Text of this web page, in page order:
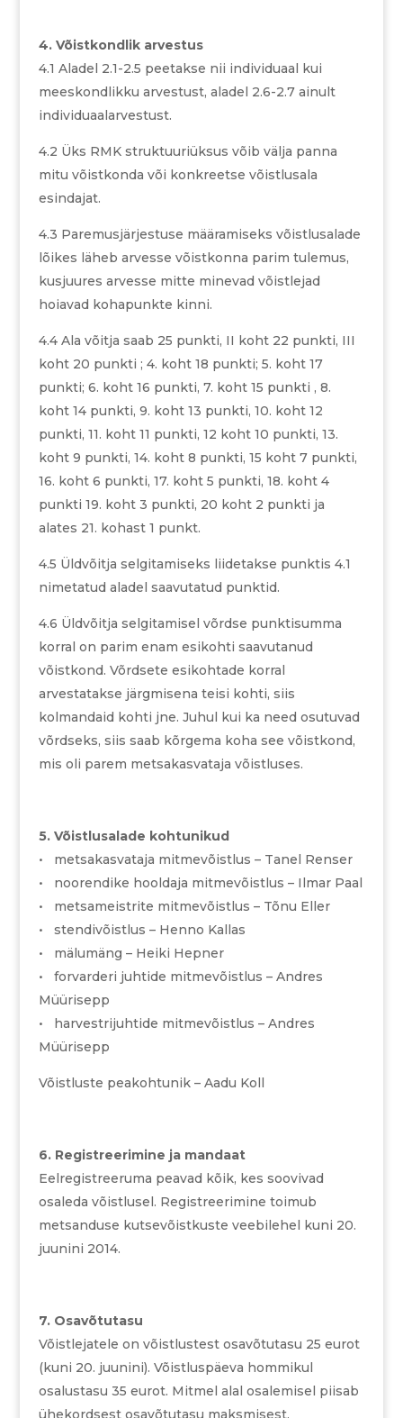
4. Võistkondlik arvestus
4.1 Aladel 2.1-2.5 peetakse nii individuaal kui
meeskondlikku arvestust, aladel 2.6-2.7 ainult
individuaalarvestust.
4.2 Üks RMK struktuuriüksus võib välja panna
mitu võistkonda või konkreetse võistlusala
esindajat.
4.3 Paremusjärjestuse määramiseks võistlusalade
lõikes läheb arvesse võistkonna parim tulemus,
kusjuures arvesse mitte minevad võistlejad
hoiavad kohapunkte kinni.
4.4 Ala võitja saab 25 punkti, II koht 22 punkti, III
koht 20 punkti ; 4. koht 18 punkti; 5. koht 17
punkti; 6. koht 16 punkti, 7. koht 15 punkti , 8.
koht 14 punkti, 9. koht 13 punkti, 10. koht 12
punkti, 11. koht 11 punkti, 12 koht 10 punkti, 13.
koht 9 punkti, 14. koht 8 punkti, 15 koht 7 punkti,
16. koht 6 punkti, 17. koht 5 punkti, 18. koht 4
punkti 19. koht 3 punkti, 20 koht 2 punkti ja
alates 21. kohast 1 punkt.
4.5 Üldvõitja selgitamiseks liidetakse punktis 4.1
nimetatud aladel saavutatud punktid.
4.6 Üldvõitja selgitamisel võrdse punktisumma
korral on parim enam esikohti saavutanud
võistkond. Võrdsete esikohtade korral
arvestatakse järgmisena teisi kohti, siis
kolmandaid kohti jne. Juhul kui ka need osutuvad
võrdseks, siis saab kõrgema koha see võistkond,
mis oli parem metsakasvataja võistluses.
5. Võistlusalade kohtunikud
• metsakasvataja mitmevõistlus – Tanel Renser
• noorendike hooldaja mitmevõistlus – Ilmar Paal
• metsameistrite mitmevõistlus – Tõnu Eller
• stendivõistlus – Henno Kallas
• mälumäng – Heiki Hepner
• forvarderi juhtide mitmevõistlus – Andres
Müürisepp
• harvestrijuhtide mitmevõistlus – Andres
Müürisepp
Võistluste peakohtunik – Aadu Koll
6. Registreerimine ja mandaat
Eelregistreeruma peavad kõik, kes soovivad
osaleda võistlusel. Registreerimine toimub
metsanduse kutsevõistkuste veebilehel kuni 20.
juunini 2014.
7. Osavõtutasu
Võistlejatele on võistlustest osavõtutasu 25 eurot
(kuni 20. juunini). Võistluspäeva hommikul
osalustasu 35 eurot. Mitmel alal osalemisel piisab
ühekordsest osavõtutasu maksmisest.